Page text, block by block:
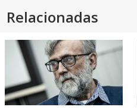
Relacionadas